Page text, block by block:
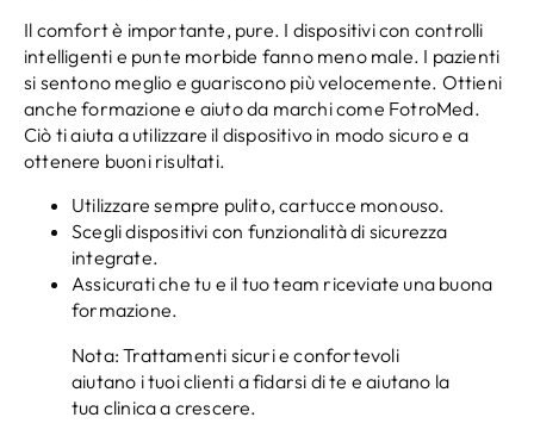
Il comfort è importante, pure. I dispositivi con controlli
intelligenti e punte morbide fanno meno male. I pazienti
si sentono meglio e guariscono più velocemente. Ottieni
anche formazione e aiuto da marchi come FotroMed.
Ciò ti aiuta a utilizzare il dispositivo in modo sicuro e a
ottenere buoni risultati.
Utilizzare sempre pulito, cartucce monouso.
Scegli dispositivi con funzionalità di sicurezza
integrate.
Assicurati che tu e il tuo team riceviate una buona
formazione.
Nota: Trattamenti sicuri e confortevoli
aiutano i tuoi clienti a fidarsi di te e aiutano la
tua clinica a crescere.